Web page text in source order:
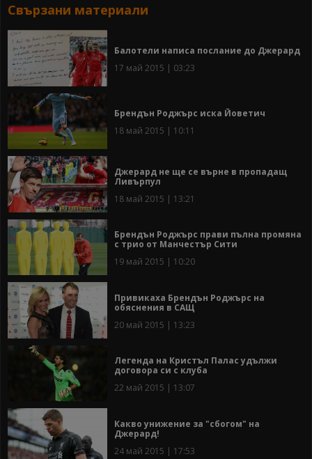
Свързани материали
Балотели написа послание до Джерард
17 май 2015 | 03:23
Брендън Роджърс иска Йоветич
18 май 2015 | 10:11
Джерард не ще се върне в пропадащ
Ливърпул
18 май 2015 | 13:21
Брендън Роджърс прави пълна промяна
с трио от Манчестър Сити
19 май 2015 | 10:20
Привикаха Брендън Роджърс на
обяснения в САЩ
20 май 2015 | 13:23
Легенда на Кристъл Палас удължи
договора си с клуба
22 май 2015 | 13:07
Какво унижение за "сбогом" на
Джерард!
24 май 2015 | 17:53